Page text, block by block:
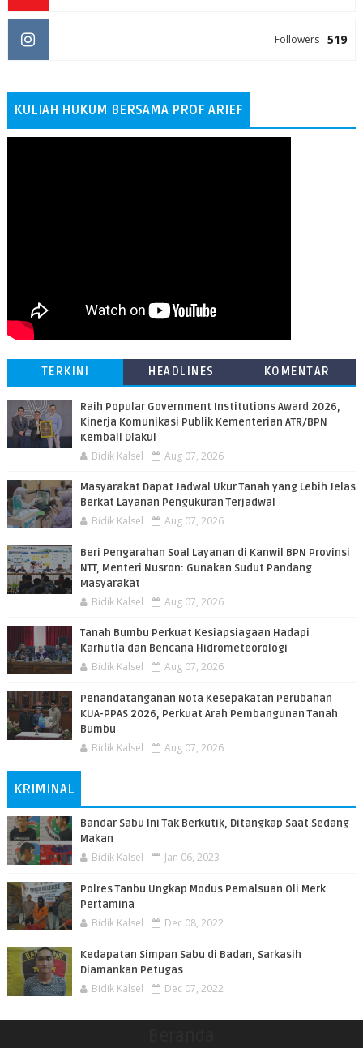
519
Followers
KULIAH HUKUM BERSAMA PROF ARIEF
TERKINI HEADLINES KOMENTAR
Raih Popular Government Institutions Award 2026,
Kinerja Komunikasi Publik Kementerian ATR/BPN
Kembali Diakui
Bidik Kalsel Aug 07, 2026
Masyarakat Dapat Jadwal Ukur Tanah yang Lebih Jelas
Berkat Layanan Pengukuran Terjadwal
Bidik Kalsel Aug 07, 2026
Beri Pengarahan Soal Layanan di Kanwil BPN Provinsi
NTT, Menteri Nusron: Gunakan Sudut Pandang
Masyarakat
Bidik Kalsel Aug 07, 2026
Tanah Bumbu Perkuat Kesiapsiagaan Hadapi
Karhutla dan Bencana Hidrometeorologi
Bidik Kalsel Aug 07, 2026
Penandatanganan Nota Kesepakatan Perubahan
KUA-PPAS 2026, Perkuat Arah Pembangunan Tanah
Bumbu
Bidik Kalsel Aug 07, 2026
KRIMINAL
Bandar Sabu Ini Tak Berkutik, Ditangkap Saat Sedang
Makan
Bidik Kalsel Jan 06, 2023
Polres Tanbu Ungkap Modus Pemalsuan Oli Merk
Pertamina
Bidik Kalsel Dec 08, 2022
Kedapatan Simpan Sabu di Badan, Sarkasih
Diamankan Petugas
Bidik Kalsel Dec 07, 2022